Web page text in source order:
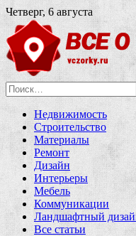
Четверг, 6 августа
Найти:
Недвижимость
Строительство
Материалы
Ремонт
Дизайн
Интерьеры
Мебель
Коммуникации
Ландшафтный
Все статьи